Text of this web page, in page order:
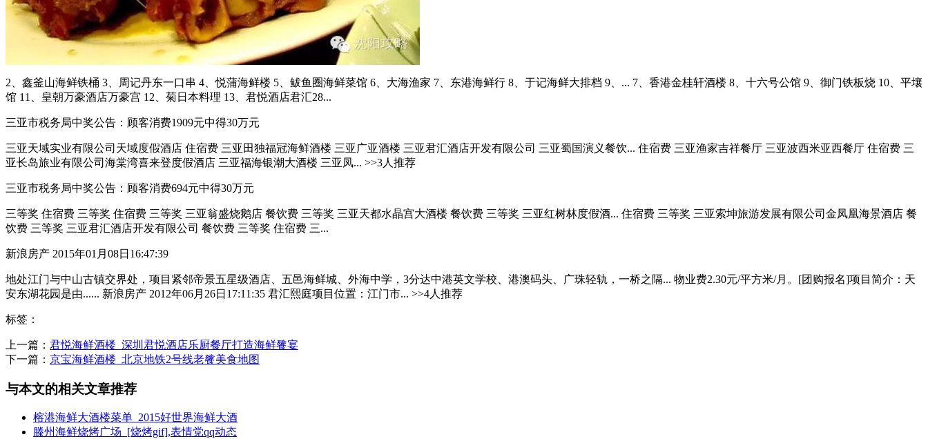
2、鑫釜山海鲜铁桶 3、周记丹东一口串 4、悦蒲海鲜楼 5、鲅鱼圈海鲜菜馆 6、大海渔家 7、东港海鲜行 8、于记海鲜大排档 9、... 7、香港金桂轩酒楼 8、十六号公馆 9、御门铁板烧 10、平壤
馆 11、皇朝万豪酒店万豪宫 12、菊日本料理 13、君悦酒店君汇28...
三亚市税务局中奖公告：顾客消费1909元中得30万元
三亚天域实业有限公司天域度假酒店 住宿费 三亚田独福冠海鲜酒楼 三亚广亚酒楼 三亚君汇酒店开发有限公司 三亚蜀国演义餐饮... 住宿费 三亚渔家吉祥餐厅 三亚波西米亚西餐厅 住宿费 三
亚长岛旅业有限公司海棠湾喜来登度假酒店 三亚福海银潮大酒楼 三亚凤... >>3人推荐
三亚市税务局中奖公告：顾客消费694元中得30万元
三等奖 住宿费 三等奖 住宿费 三等奖 三亚翁盛烧鹅店 餐饮费 三等奖 三亚天都水晶宫大酒楼 餐饮费 三等奖 三亚红树林度假酒... 住宿费 三等奖 三亚索坤旅游发展有限公司金凤凰海景酒店 餐
饮费 三等奖 三亚君汇酒店开发有限公司 餐饮费 三等奖 住宿费 三...
新浪房产 2015年01月08日16:47:39
地处江门与中山古镇交界处，项目紧邻帝景五星级酒店、五邑海鲜城、外海中学，3分达中港英文学校、港澳码头、广珠轻轨，一桥之隔... 物业费2.30元/平方米/月。[团购报名]项目简介：天
安东湖花园是由...... 新浪房产 2012年06月26日17:11:35 君汇熙庭项目位置：江门市... >>4人推荐
标签：
上一篇： 君悦海鲜酒楼_深圳君悦酒店乐厨餐厅打造海鲜餮宴
下一篇： 京宝海鲜酒楼_北京地铁2号线老餮美食地图
与本文的相关文章推荐
榕港海鲜大酒楼菜单_2015好世界海鲜大酒
滕州海鲜烧烤广场_[烧烤gif],表情党qq动态